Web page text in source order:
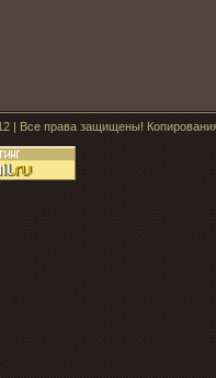
| Все права защищены!